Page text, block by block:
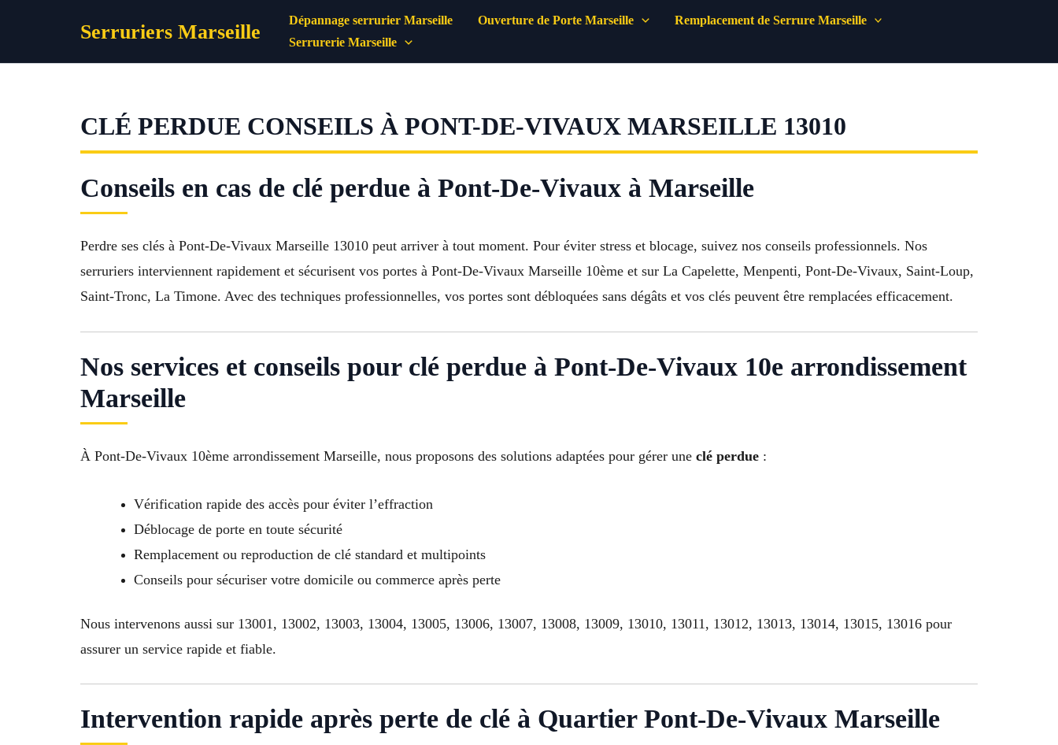
Serruriers Marseille Dépannage serrurier Marseille Ouverture de Porte Marseille
Remplacement de Serrure Marseille
Serrurerie Marseille
CLÉ PERDUE CONSEILS À PONT-DE-VIVAUX MARSEILLE 13010
Conseils en cas de clé perdue à Pont-De-Vivaux à Marseille
Perdre ses clés à Pont-De-Vivaux Marseille 13010 peut arriver à tout moment. Pour éviter stress et blocage, suivez nos conseils professionnels. Nos
serruriers interviennent rapidement et sécurisent vos portes à Pont-De-Vivaux Marseille 10ème et sur La Capelette, Menpenti, Pont-De-Vivaux, Saint-Loup,
Saint-Tronc, La Timone. Avec des techniques professionnelles, vos portes sont débloquées sans dégâts et vos clés peuvent être remplacées efficacement.
Nos services et conseils pour clé perdue à Pont-De-Vivaux 10e arrondissement
Marseille
À Pont-De-Vivaux 10ème arrondissement Marseille, nous proposons des solutions adaptées pour gérer une clé perdue :
Vérification rapide des accès pour éviter l’effraction
Déblocage de porte en toute sécurité
Remplacement ou reproduction de clé standard et multipoints
Conseils pour sécuriser votre domicile ou commerce après perte
Nous intervenons aussi sur 13001, 13002, 13003, 13004, 13005, 13006, 13007, 13008, 13009, 13010, 13011, 13012, 13013, 13014, 13015, 13016 pour
assurer un service rapide et fiable.
Intervention rapide après perte de clé à Quartier Pont-De-Vivaux Marseille